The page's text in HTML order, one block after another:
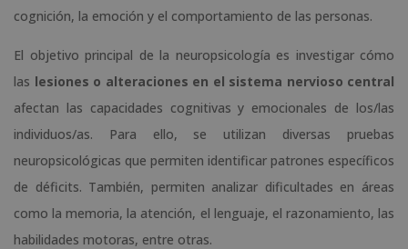
cognición, la emoción y el comportamiento de las personas.
El objetivo principal de la neuropsicología es investigar cómo
las lesiones o alteraciones en el sistema nervioso central
afectan las capacidades cognitivas y emocionales de los/las
individuos/as. Para ello, se utilizan diversas pruebas
neuropsicológicas que permiten identificar patrones específicos
de déficits. También, permiten analizar dificultades en áreas
como la memoria, la atención, el lenguaje, el razonamiento, las
habilidades motoras, entre otras.